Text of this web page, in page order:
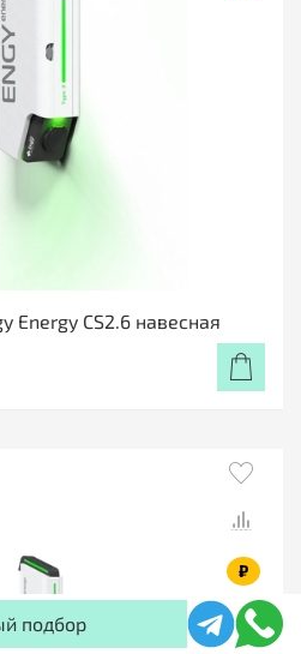
Energy CS2.6 навесная
₽
подбор